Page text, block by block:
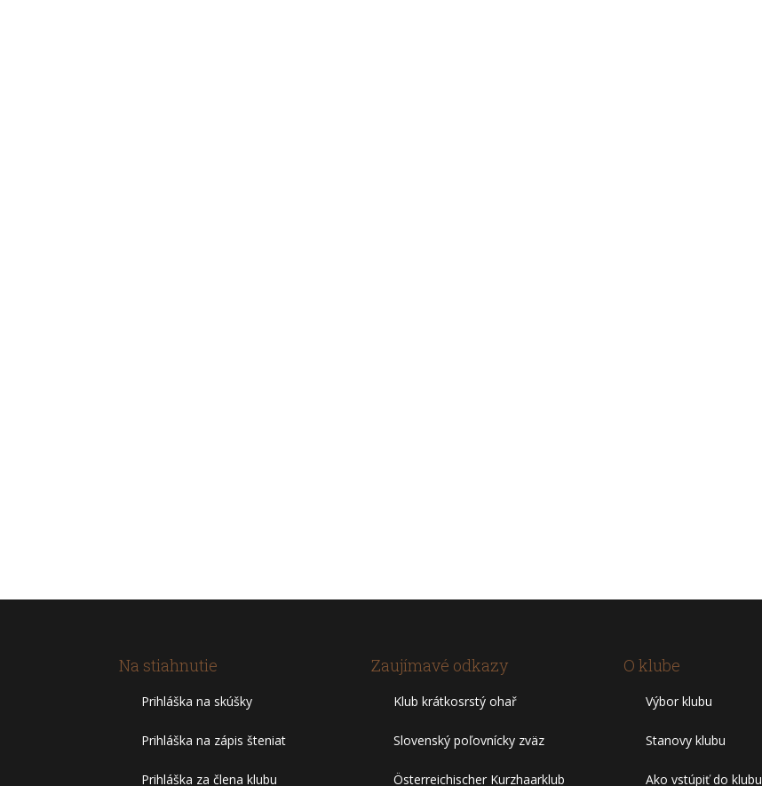
Na stiahnutie
Prihláška na skúšky
Prihláška na zápis šteniat
Prihláška za člena klubu
Zaujímavé odkazy
Klub krátkosrstý ohař
Slovenský poľovnícky zväz
Österreichischer Kurzhaarklub
O klube
Výbor klubu
Stanovy klubu
Ako vstúpiť do klubu